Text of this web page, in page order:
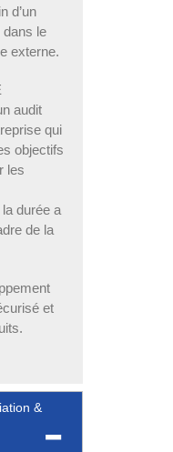
d’un
le
externe.
audit
qui
objectifs
les
durée a
de la
et
&